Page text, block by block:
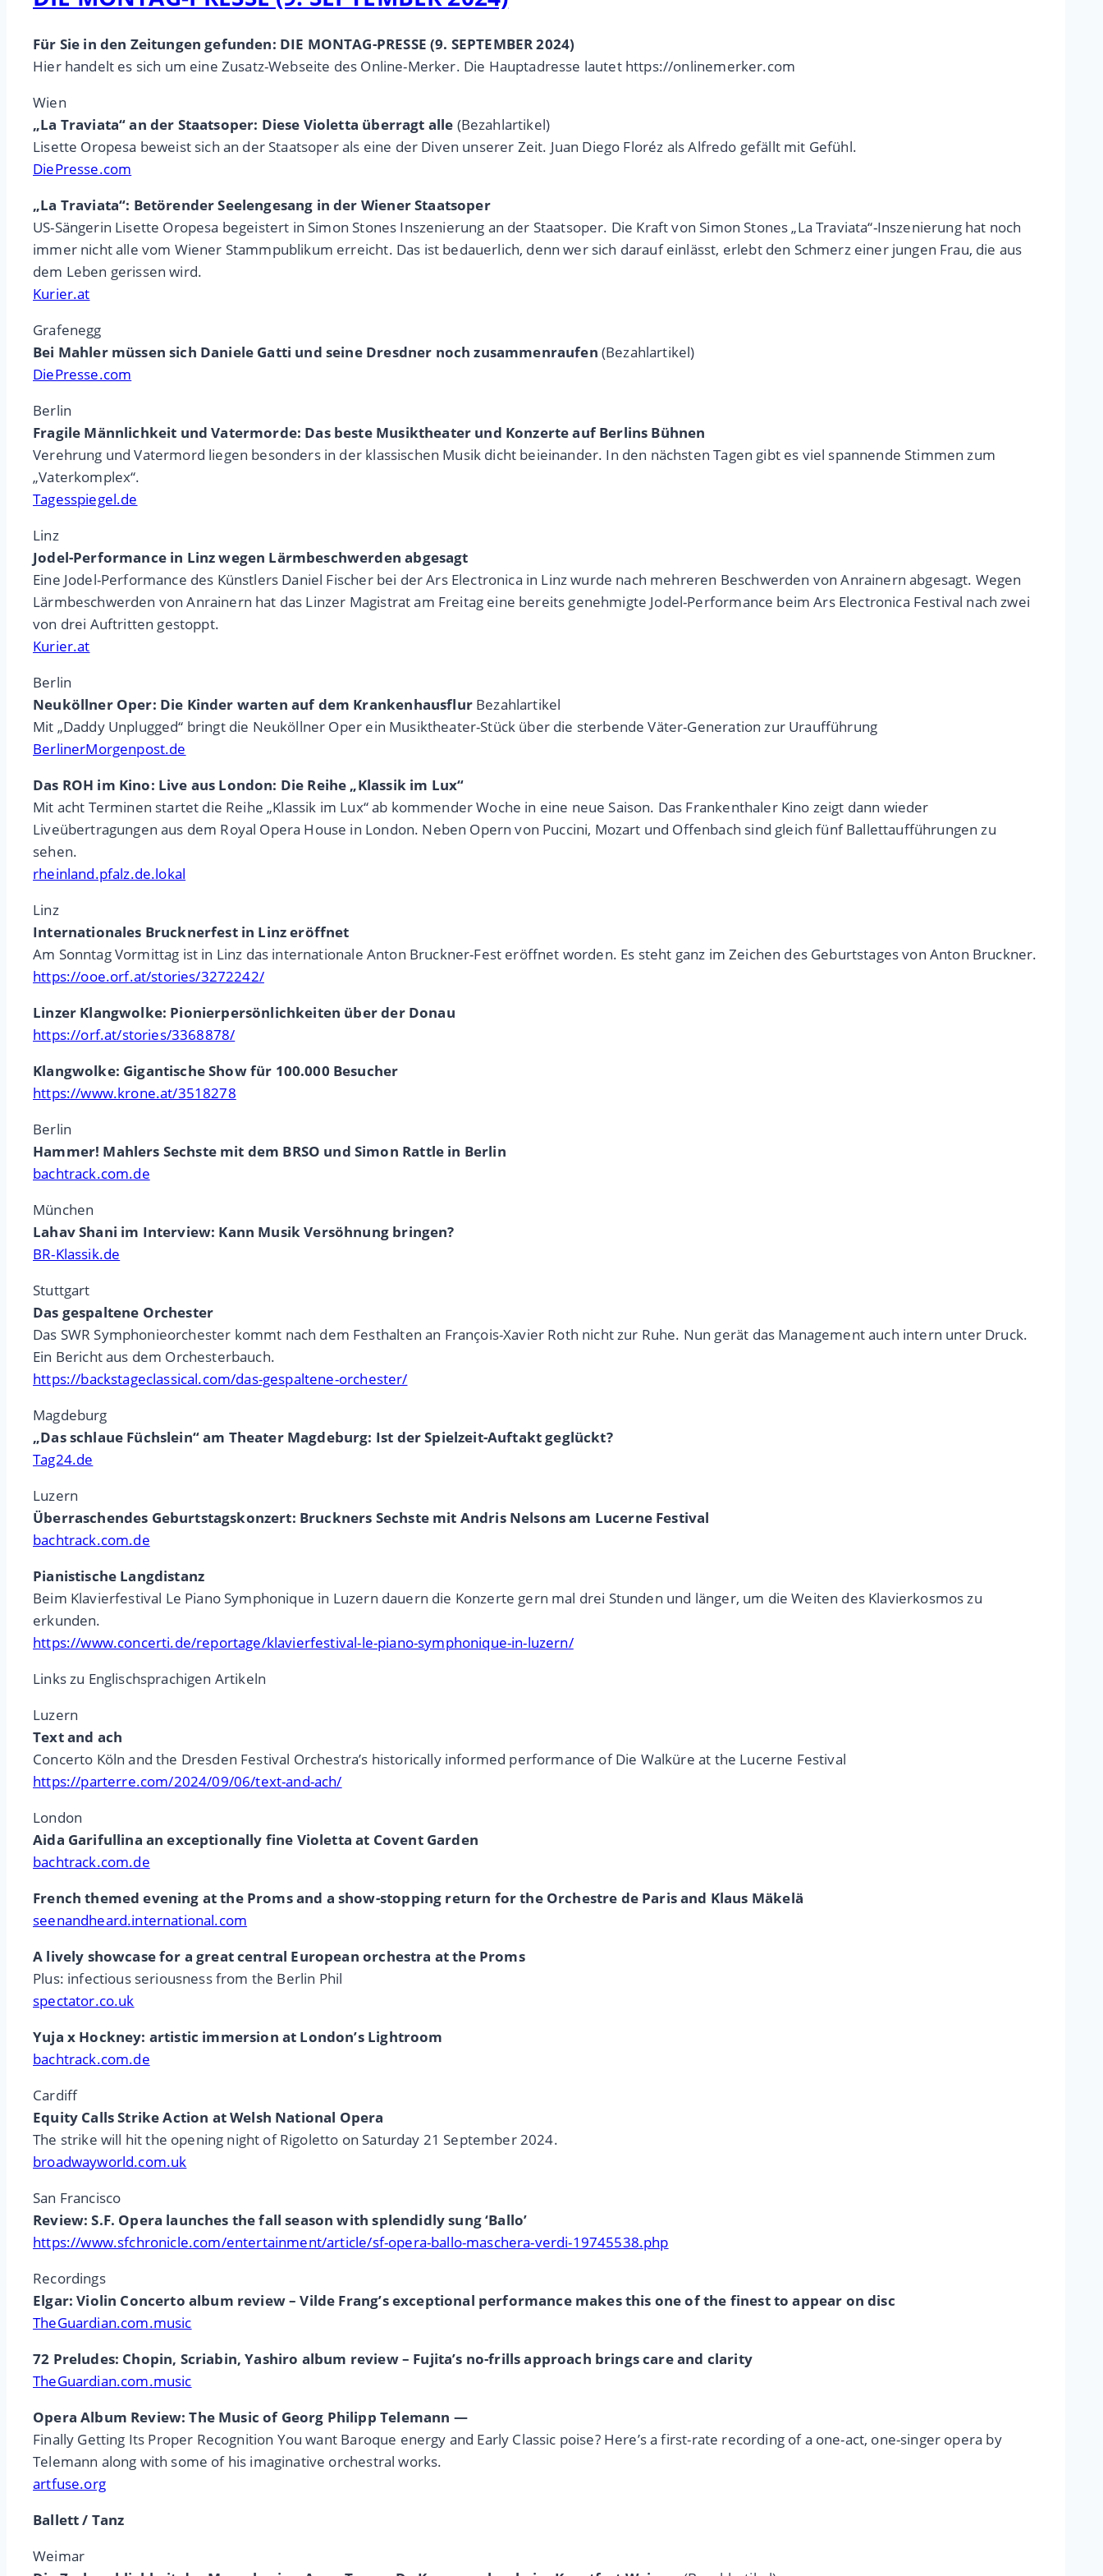
Für Sie in den Zeitungen gefunden: DIE MONTAG-PRESSE (9. SEPTEMBER 2024)
Hier handelt es sich um eine Zusatz-Webseite des Online-Merker. Die Hauptadresse lautet https://onlinemerker.com
Wien
„La Traviata“ an der Staatsoper: Diese Violetta überragt alle (Bezahlartikel)
Lisette Oropesa beweist sich an der Staatsoper als eine der Diven unserer Zeit. Juan Diego Floréz als Alfredo gefällt mit Gefühl.
DiePresse.com
„La Traviata“: Betörender Seelengesang in der Wiener Staatsoper
US-Sängerin Lisette Oropesa begeistert in Simon Stones Inszenierung an der Staatsoper. Die Kraft von Simon Stones „La Traviata“-Inszenierung hat noch
immer nicht alle vom Wiener Stammpublikum erreicht. Das ist bedauerlich, denn wer sich darauf einlässt, erlebt den Schmerz einer jungen Frau, die aus
dem Leben gerissen wird.
Kurier.at
Grafenegg
Bei Mahler müssen sich Daniele Gatti und seine Dresdner noch zusammenraufen (Bezahlartikel)
DiePresse.com
Berlin
Fragile Männlichkeit und Vatermorde: Das beste Musiktheater und Konzerte auf Berlins Bühnen
Verehrung und Vatermord liegen besonders in der klassischen Musik dicht beieinander. In den nächsten Tagen gibt es viel spannende Stimmen zum
„Vaterkomplex“.
Tagesspiegel.de
Linz
Jodel-Performance in Linz wegen Lärmbeschwerden abgesagt
Eine Jodel-Performance des Künstlers Daniel Fischer bei der Ars Electronica in Linz wurde nach mehreren Beschwerden von Anrainern abgesagt. Wegen
Lärmbeschwerden von Anrainern hat das Linzer Magistrat am Freitag eine bereits genehmigte Jodel-Performance beim Ars Electronica Festival nach zwei
von drei Auftritten gestoppt.
Kurier.at
Berlin
Neuköllner Oper: Die Kinder warten auf dem Krankenhausflur Bezahlartikel
Mit „Daddy Unplugged“ bringt die Neuköllner Oper ein Musiktheater-Stück über die sterbende Väter-Generation zur Uraufführung
BerlinerMorgenpost.de
Das ROH im Kino: Live aus London: Die Reihe „Klassik im Lux“
Mit acht Terminen startet die Reihe „Klassik im Lux“ ab kommender Woche in eine neue Saison. Das Frankenthaler Kino zeigt dann wieder
Liveübertragungen aus dem Royal Opera House in London. Neben Opern von Puccini, Mozart und Offenbach sind gleich fünf Ballettaufführungen zu
sehen.
rheinland.pfalz.de.lokal
Linz
Internationales Brucknerfest in Linz eröffnet
Am Sonntag Vormittag ist in Linz das internationale Anton Bruckner-Fest eröffnet worden. Es steht ganz im Zeichen des Geburtstages von Anton Bruckner.
https://ooe.orf.at/stories/3272242/
Linzer Klangwolke: Pionierpersönlichkeiten über der Donau
https://orf.at/stories/3368878/
Klangwolke: Gigantische Show für 100.000 Besucher
https://www.krone.at/3518278
Berlin
Hammer! Mahlers Sechste mit dem BRSO und Simon Rattle in Berlin
bachtrack.com.de
München
Lahav Shani im Interview: Kann Musik Versöhnung bringen?
BR-Klassik.de
Stuttgart
Das gespaltene Orchester
Das SWR Symphonieorchester kommt nach dem Festhalten an François-Xavier Roth nicht zur Ruhe. Nun gerät das Management auch intern unter Druck.
Ein Bericht aus dem Orchesterbauch.
https://backstageclassical.com/das-gespaltene-orchester/
Magdeburg
„Das schlaue Füchslein“ am Theater Magdeburg: Ist der Spielzeit-Auftakt geglückt?
Tag24.de
Luzern
Überraschendes Geburtstagskonzert: Bruckners Sechste mit Andris Nelsons am Lucerne Festival
bachtrack.com.de
Pianistische Langdistanz
Beim Klavierfestival Le Piano Symphonique in Luzern dauern die Konzerte gern mal drei Stunden und länger, um die Weiten des Klavierkosmos zu
erkunden.
https://www.concerti.de/reportage/klavierfestival-le-piano-symphonique-in-luzern/
Links zu Englischsprachigen Artikeln
Luzern
Text and ach
Concerto Köln and the Dresden Festival Orchestra’s historically informed performance of Die Walküre at the Lucerne Festival
https://parterre.com/2024/09/06/text-and-ach/
London
Aida Garifullina an exceptionally fine Violetta at Covent Garden
bachtrack.com.de
French themed evening at the Proms and a show-stopping return for the Orchestre de Paris and Klaus Mäkelä
seenandheard.international.com
A lively showcase for a great central European orchestra at the Proms
Plus: infectious seriousness from the Berlin Phil
spectator.co.uk
Yuja x Hockney: artistic immersion at London’s Lightroom
bachtrack.com.de
Cardiff
Equity Calls Strike Action at Welsh National Opera
The strike will hit the opening night of Rigoletto on Saturday 21 September 2024.
broadwayworld.com.uk
San Francisco
Review: S.F. Opera launches the fall season with splendidly sung ‘Ballo’
https://www.sfchronicle.com/entertainment/article/sf-opera-ballo-maschera-verdi-19745538.php
Recordings
Elgar: Violin Concerto album review – Vilde Frang’s exceptional performance makes this one of the finest to appear on disc
TheGuardian.com.music
72 Preludes: Chopin, Scriabin, Yashiro album review – Fujita’s no-frills approach brings care and clarity
TheGuardian.com.music
Opera Album Review: The Music of Georg Philipp Telemann —
Finally Getting Its Proper Recognition You want Baroque energy and Early Classic poise? Here’s a first-rate recording of a one-act, one-singer opera by
Telemann along with some of his imaginative orchestral works.
artfuse.org
Ballett / Tanz
Weimar